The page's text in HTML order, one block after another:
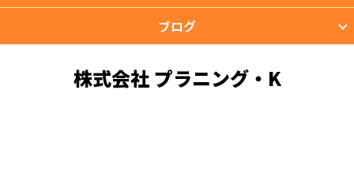
ブログ
株式会社 プラニング・K